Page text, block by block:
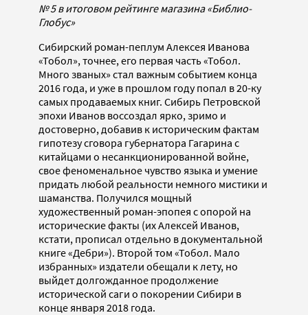
№ 5 в итоговом рейтинге магазина «Библио-
Глобус»
Сибирский роман-пеплум Алексея Иванова
«Тобол», точнее, его первая часть «Тобол.
Много званых» стал важным событием конца
2016 года, и уже в прошлом году попал в 20-ку
самых продаваемых книг. Сибирь Петровской
эпохи Иванов воссоздал ярко, зримо и
достоверно, добавив к историческим фактам
гипотезу сговора губернатора Гагарина с
китайцами о несанкционированной войне,
свое феноменальное чувство языка и умение
придать любой реальности немного мистики и
шаманства. Получился мощный
художественный роман-эпопея с опорой на
исторические факты (их Алексей Иванов,
кстати, прописал отдельно в документальной
книге «Дебри»). Второй том «Тобол. Мало
избранных» издатели обещали к лету, но
выйдет долгожданное продолжение
исторической саги о покорении Сибири в
конце января 2018 года.